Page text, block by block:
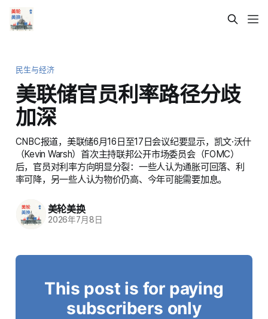
民生与经济
美联储官员利率路径分歧
加深
CNBC报道，美联储6月16日至17日会议纪要显示，凯文·沃什
（Kevin Warsh）首次主持联邦公开市场委员会（FOMC）
后，官员对利率方向明显分裂：一些人认为通胀可回落、利
率可降，另一些人认为物价仍高、今年可能需要加息。
美轮美换
2026年7月8日
This post is for paying
subscribers only